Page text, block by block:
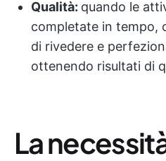
Qualità: quando le
completate in tempo,
di rivedere e
ottenendo risultati di
La